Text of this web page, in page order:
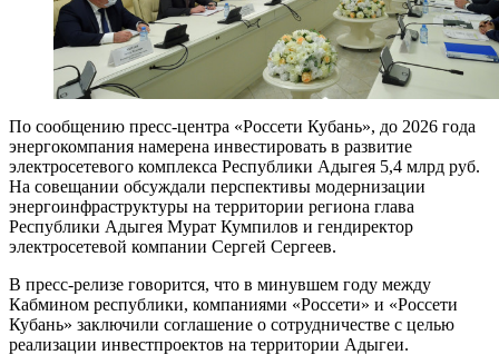
По сообщению пресс-центра «Россети Кубань», до 2026 года
энергокомпания намерена инвестировать в развитие
электросетевого комплекса Республики Адыгея 5,4 млрд руб.
На совещании обсуждали перспективы модернизации
энергоинфраструктуры на территории региона глава
Республики Адыгея Мурат Кумпилов и гендиректор
электросетевой компании Сергей Сергеев.
В пресс-релизе говорится, что в минувшем году между
Кабмином республики, компаниями «Россети» и «Россети
Кубань» заключили соглашение о сотрудничестве с целью
реализации инвестпроектов на территории Адыгеи.